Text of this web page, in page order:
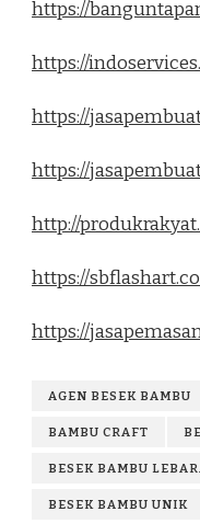
https://
https://
https://
https://
http://
https://
https://
AGEN BESEK BAMBU
BAMBU CRAFT
BESEK BAMBU
BESEK BAMBU UNIK